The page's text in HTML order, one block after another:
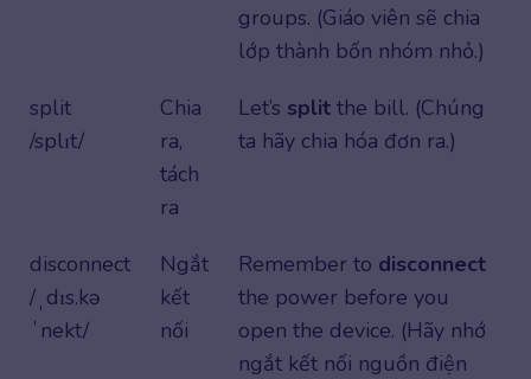
groups. (Giáo viên sẽ chia
lớp thành bốn nhóm nhỏ.)
split
/splɪt/
Chia
ra,
tách
ra
Let’s split the bill. (Chúng
ta hãy chia hóa đơn ra.)
disconnect
/ˌdɪs.kə
ˈnekt/
Ngắt
kết
nối
Remember to disconnect
the power before you
open the device. (Hãy nhớ
ngắt kết nối nguồn điện